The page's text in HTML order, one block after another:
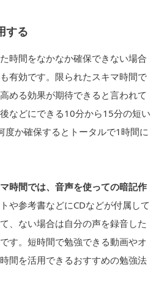
する
時間をなかなか確保できない場合
有効です。限られたスキマ時間で
める効果が期待できると言われて
などにできる10分から15分の短い
度か確保するとトータルで1時間に
時間では、音声を使っての暗記作
や参考書などにCDなどが付属して
、ない場合は自分の声を録音した
す。短時間で勉強できる動画やオ
間を活用できるおすすめの勉強法